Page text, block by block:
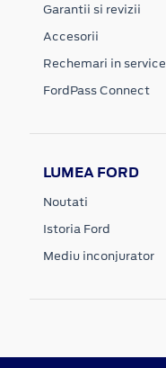
Garantii si revizii
Accesorii
Rechemari in service
FordPass Connect
LUMEA FORD
Noutati
Istoria Ford
Mediu inconjurator